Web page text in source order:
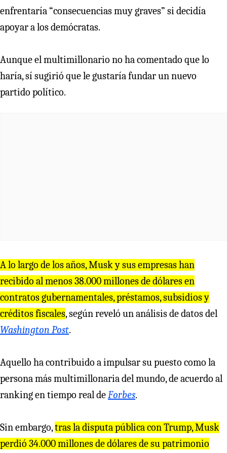
enfrentaría “consecuencias muy graves” si decidía
apoyar a los demócratas.
Aunque el multimillonario no ha comentado que lo
haría, sí sugirió que le gustaría fundar un nuevo
partido político.
A lo largo de los años, Musk y sus empresas han
recibido al menos 38.000 millones de dólares en
contratos gubernamentales, préstamos, subsidios y
créditos fiscales, según reveló un análisis de datos del
Washington Post.
Aquello ha contribuido a impulsar su puesto como la
persona más multimillonaria del mundo, de acuerdo al
ranking en tiempo real de Forbes.
Sin embargo,tras la disputa pública con Trump, Musk
perdió 34.000 millones de dólares de su patrimonio